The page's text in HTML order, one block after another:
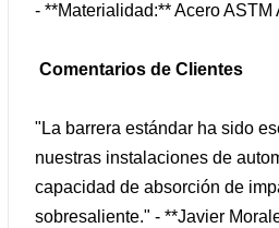
- **Materialidad:** Acero ASTM
Comentarios de Clientes
"La barrera estándar ha sido
nuestras instalaciones de
capacidad de absorción de
sobresaliente." - **Javier